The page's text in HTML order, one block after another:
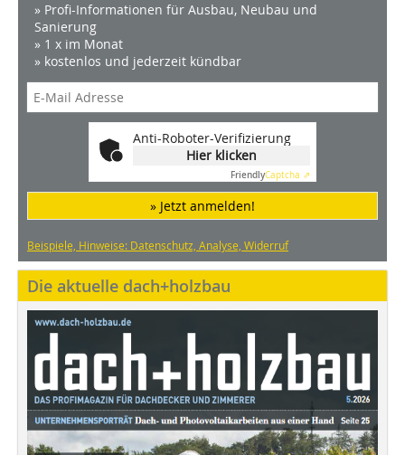
» Profi-Informationen für Ausbau, Neubau und
Sanierung
» 1 x im Monat
» kostenlos und jederzeit kündbar
Anti-Roboter-Verifizierung
Hier klicken
FriendlyCaptcha ⇗
» Jetzt anmelden!
Beispiele, Hinweise: Datenschutz, Analyse, Widerruf
Die aktuelle dach+holzbau